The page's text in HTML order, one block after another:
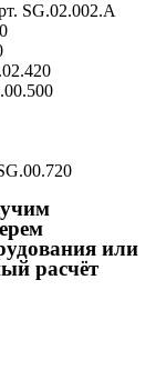
SG.02.002.A
или
расчёт